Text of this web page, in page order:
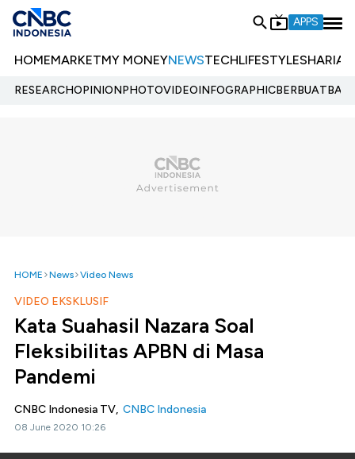
APPS
HOMEMARKETMY MONEYNEWSTECHLIFESTYLESHARIA
RESEARCHOPINIONPHOTOVIDEOINFOGRAPHIC
HOME News Video News
VIDEO EKSKLUSIF
Kata Suahasil Nazara Soal
Fleksibilitas APBN di Masa
Pandemi
CNBC Indonesia TV, CNBC Indonesia
08 June 2020 10:26